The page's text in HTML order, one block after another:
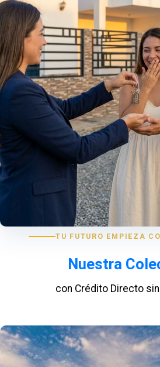
TU FUTURO EMPIEZA
Nuestra
con Crédito Directo